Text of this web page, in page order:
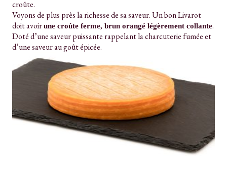
croûte.
Voyons de plus près la richesse de sa saveur. Un bon Livarot
doit avoirune croûte ferme, brun orangé légèrement collante.
Doté d’une saveur puissante rappelant la charcuterie fumée et
d’une saveur au goût épicée.